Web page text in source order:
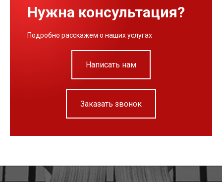
Нужна консультация?
Подробно расскажем о наших услугах
Написать нам
Заказать звонок